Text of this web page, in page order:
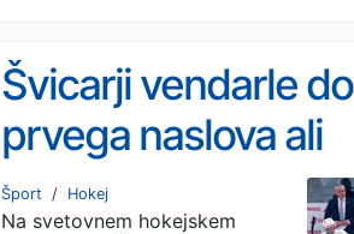
Švicarji vendarle do
prvega naslova ali
Finci petič?
Šport / Hokej
Na svetovnem hokejskem